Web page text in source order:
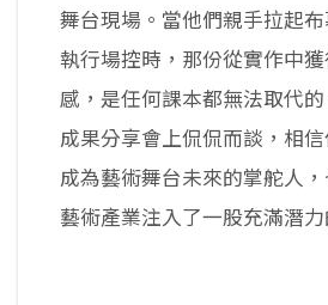
舞台現場。當他們親手拉起布
執行場控時，那份從實作中
感，是任何課本都無法取代
成果分享會上侃侃而談，相
成為藝術舞台未來的掌舵人
藝術產業注入了一股充滿潛力